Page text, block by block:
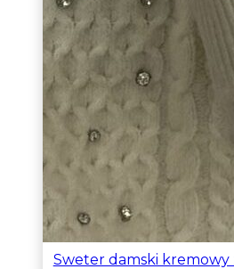
Sweter damski kremowy